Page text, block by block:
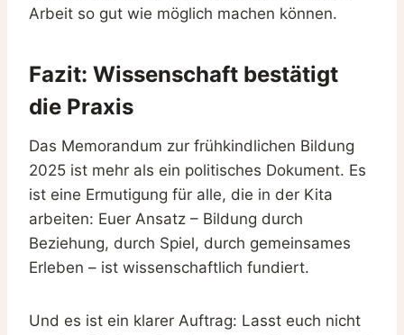
Arbeit so gut wie möglich machen können.
Fazit: Wissenschaft bestätigt
die Praxis
Das Memorandum zur frühkindlichen Bildung
2025 ist mehr als ein politisches Dokument. Es
ist eine Ermutigung für alle, die in der Kita
arbeiten: Euer Ansatz – Bildung durch
Beziehung, durch Spiel, durch gemeinsames
Erleben – ist wissenschaftlich fundiert.
Und es ist ein klarer Auftrag: Lasst euch nicht